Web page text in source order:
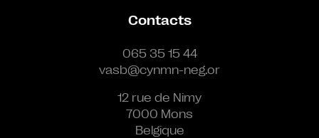
Contacts
065 35 15 44
vasb@cynmn-neg.or
12 rue de Nimy
7000 Mons
Belgique